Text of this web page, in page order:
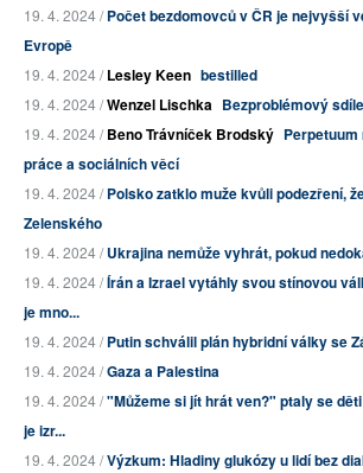
19. 4. 2024 /Počet bezdomovců v ČR je nejvyšší
Evropě
19. 4. 2024 /Lesley Keen bestilled
19. 4. 2024 /Wenzel Lischka Bezproblémový
19. 4. 2024 /Beno Trávníček Brodský
práce a sociálních věcí
19. 4. 2024 /Polsko zatklo muže kvůli podezření,
Zelenského
19. 4. 2024 /Ukrajina nemůže vyhrát, pokud
19. 4. 2024 /Írán a Izrael vytáhly svou stínovou
je mno...
19. 4. 2024 /Putin schválil plán hybridní války se
19. 4. 2024 /Gaza a Palestina
19. 4. 2024 /"Můžeme si jít hrát ven?" ptaly se
je izr...
19. 4. 2024 /Výzkum: Hladiny glukózy u lidí bez